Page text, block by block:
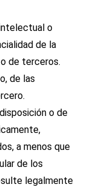
o
de la
o de terceros.
de las
o de
a menos que
de los
legalmente